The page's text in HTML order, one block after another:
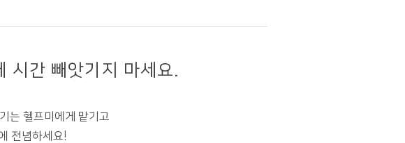
시간 빼앗기지 마세요.
는 헬프미에게 맡기고
전념하세요!